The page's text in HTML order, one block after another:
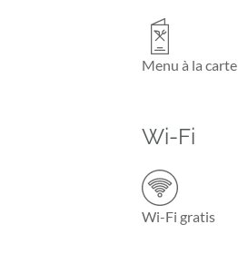
Menu à la carte
Wi-Fi
Wi-Fi gratis